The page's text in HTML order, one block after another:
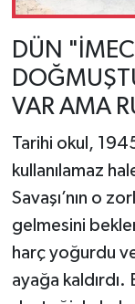
DÜN
VAR AMA
Tarihi okul,
kullanılamaz
Savaşı’nın o
gelmesini
harç yoğurdu
ayağa kaldırdı.